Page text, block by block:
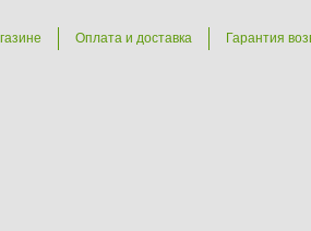
Оплата и доставка Гарантия